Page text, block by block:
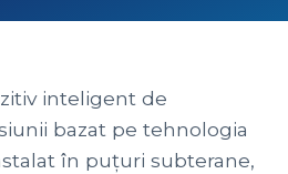
inteligent de
bazat pe tehnologia
în puțuri subterane,